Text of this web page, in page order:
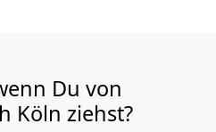
Du von
Köln ziehst?